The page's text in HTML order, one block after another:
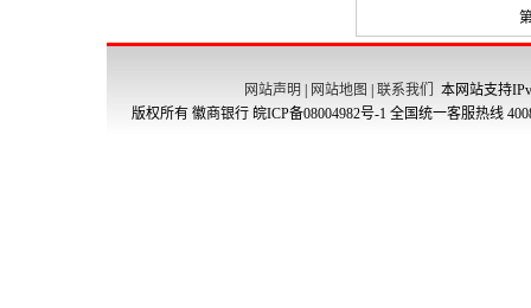
网站声明 网站地图 联系我们
本网站支持
版权所有 徽商银行 皖ICP备08004982号-1 全国统一客服热线